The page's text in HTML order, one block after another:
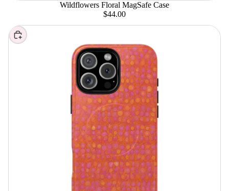
Wildflowers Floral MagSafe Case
$44.00
Elegir